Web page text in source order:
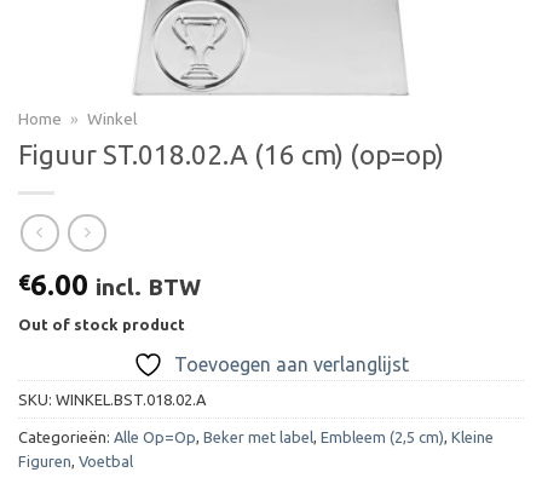
Home » Winkel
Figuur ST.018.02.A (16 cm) (op=op)
€6.00 incl. BTW
Out of stock product
Toevoegen aan verlanglijst
SKU: WINKEL.BST.018.02.A
Categorieën: Alle Op=Op, Beker met label, Embleem (2,5 cm), Kleine
Figuren, Voetbal